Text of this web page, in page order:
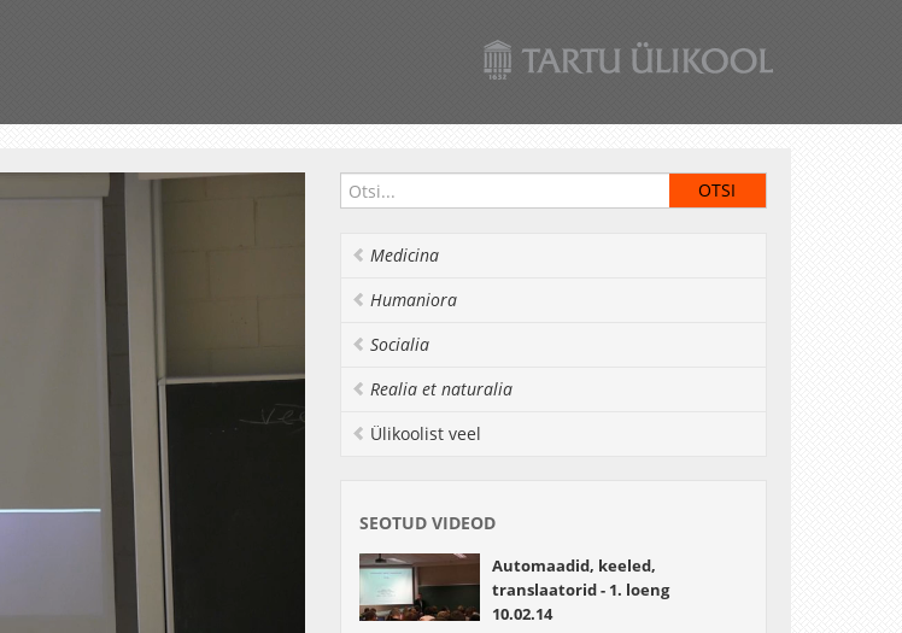
Medicina
Humaniora
Socialia
Realia et naturalia
Ülikoolist veel
SEOTUD VIDEOD
Automaadid, keeled,
translaatorid - 1. loeng
10.02.14